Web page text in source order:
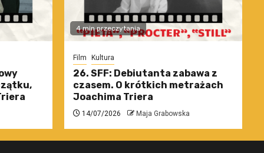
4 min przeczytania
Film Kultura
26. SFF: Debiutanta zabawa z
czasem. O krótkich metrażach
Joachima Triera
14/07/2026 Maja Grabowska